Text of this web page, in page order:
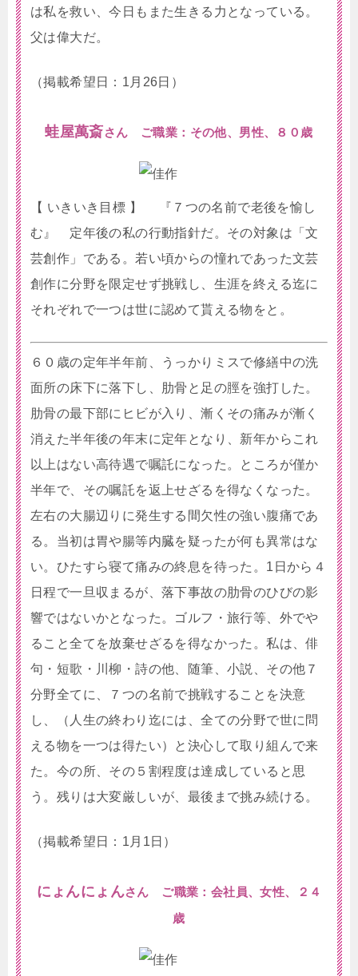
は私を救い、今日もまた生きる力となっている。
父は偉大だ。
（掲載希望日：1月26日）
蛙屋萬斎さん ご職業：その他、男性、８０歳
【 いきいき目標 】 『７つの名前で老後を愉し
む』 定年後の私の行動指針だ。その対象は「文
芸創作」である。若い頃からの憧れであった文芸
創作に分野を限定せず挑戦し、生涯を終える迄に
それぞれで一つは世に認めて貰える物をと。
６０歳の定年半年前、うっかりミスで修繕中の洗
面所の床下に落下し、肋骨と足の脛を強打した。
肋骨の最下部にヒビが入り、漸くその痛みが漸く
消えた半年後の年末に定年となり、新年からこれ
以上はない高待遇で嘱託になった。ところが僅か
半年で、その嘱託を返上せざるを得なくなった。
左右の大腸辺りに発生する間欠性の強い腹痛であ
る。当初は胃や腸等内臓を疑ったが何も異常はな
い。ひたすら寝て痛みの終息を待った。1日から４
日程で一旦収まるが、落下事故の肋骨のひびの影
響ではないかとなった。ゴルフ・旅行等、外でや
ること全てを放棄せざるを得なかった。私は、俳
句・短歌・川柳・詩の他、随筆、小説、その他７
分野全てに、７つの名前で挑戦することを決意
し、（人生の終わり迄には、全ての分野で世に問
える物を一つは得たい）と決心して取り組んで来
た。今の所、その５割程度は達成していると思
う。残りは大変厳しいが、最後まで挑み続ける。
（掲載希望日：1月1日）
にょんにょんさん ご職業：会社員、女性、２４
歳